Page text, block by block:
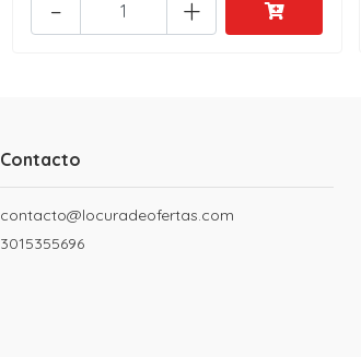
+
-
Contacto
contacto@locuradeofertas.com
3015355696